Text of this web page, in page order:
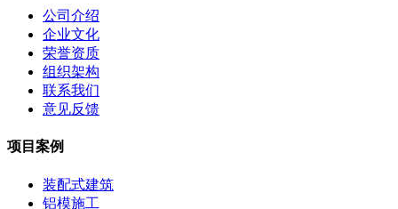
公司介绍
企业文化
荣誉资质
组织架构
联系我们
意见反馈
项目案例
装配式建筑
铝模施工